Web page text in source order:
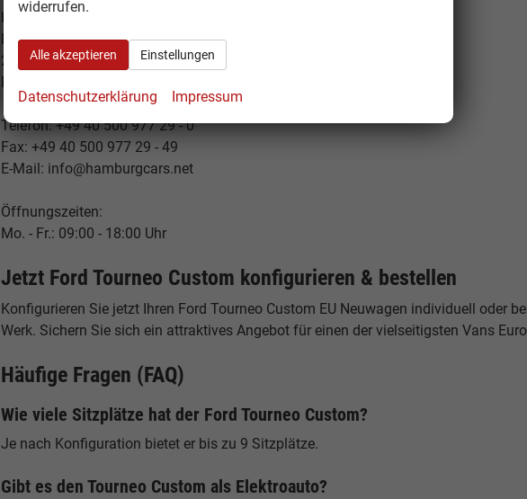
HamburgCars
Heselstücken 19
22453 Hamburg
Deutschland
Telefon: +49 40 500 977 29 - 0
Fax: +49 40 500 977 29 - 49
E-Mail: info@hamburgcars.net
Öffnungszeiten:
Mo. - Fr.: 09:00 - 18:00 Uhr
Jetzt Ford Tourneo Custom konfigurieren & bestellen
Konfigurieren Sie jetzt Ihren Ford Tourneo Custom EU Neuwagen individuell oder
Werk. Sichern Sie sich ein attraktives Angebot für einen der vielseitigsten Vans
Häufige Fragen (FAQ)
Wie viele Sitzplätze hat der Ford Tourneo Custom?
Je nach Konfiguration bietet er bis zu 9 Sitzplätze.
Gibt es den Tourneo Custom als Elektroauto?
widerrufen.
Alle akzeptieren Einstellungen
Datenschutzerklärung Impressum